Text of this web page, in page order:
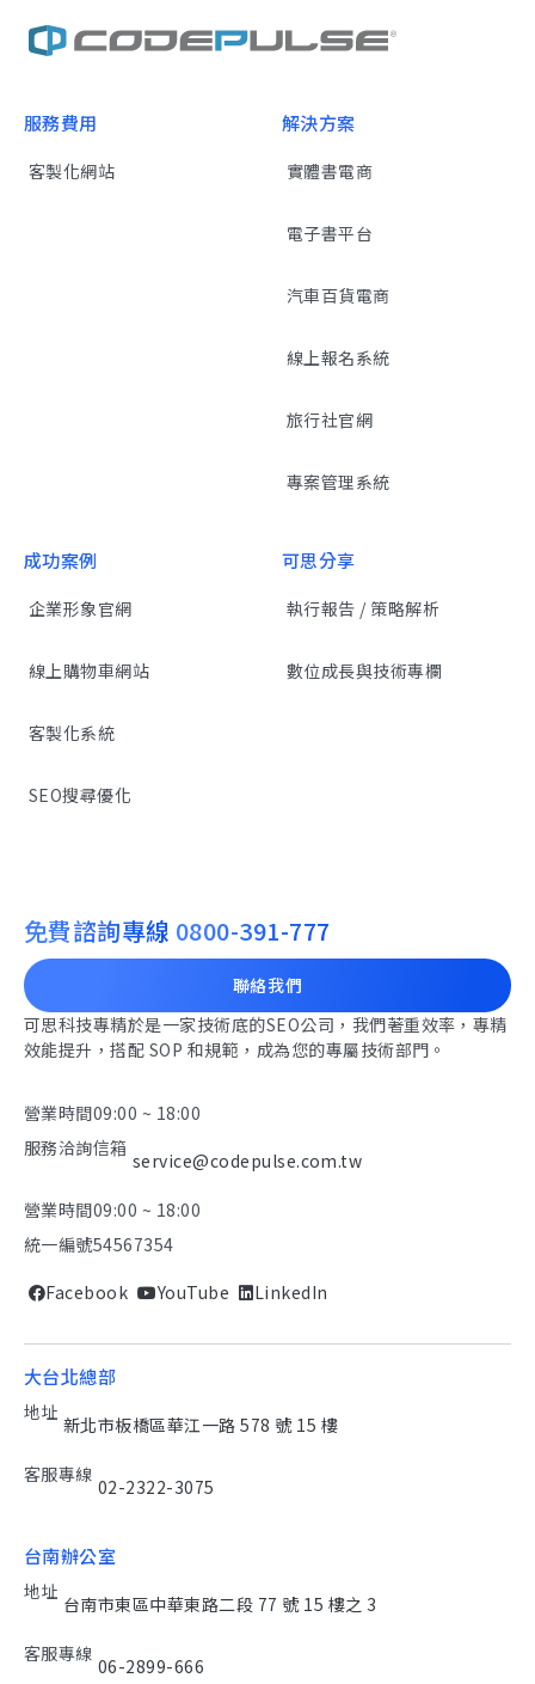
服務費用
客製化網站
解決方案
實體書電商
電子書平台
汽車百貨電商
線上報名系統
旅行社官網
專案管理系統
成功案例
企業形象官網
線上購物車網站
客製化系統
SEO搜尋優化
可思分享
執行報告 / 策略解析
數位成長與技術專欄
免費諮詢專線 0800-391-777
聯絡我們
可思科技專精於是一家技術底的SEO公司，我們著重效率，專精
效能提升，搭配 SOP 和規範，成為您的專屬技術部門。
營業時間09:00 ~ 18:00
服務洽詢信箱
service@codepulse.com.tw
營業時間09:00 ~ 18:00
統一編號54567354
Facebook YouTube LinkedIn
大台北總部
地址
新北市板橋區華江一路 578 號 15 樓
客服專線
02-2322-3075
台南辦公室
地址
台南市東區中華東路二段 77 號 15 樓之 3
客服專線
06-2899-666